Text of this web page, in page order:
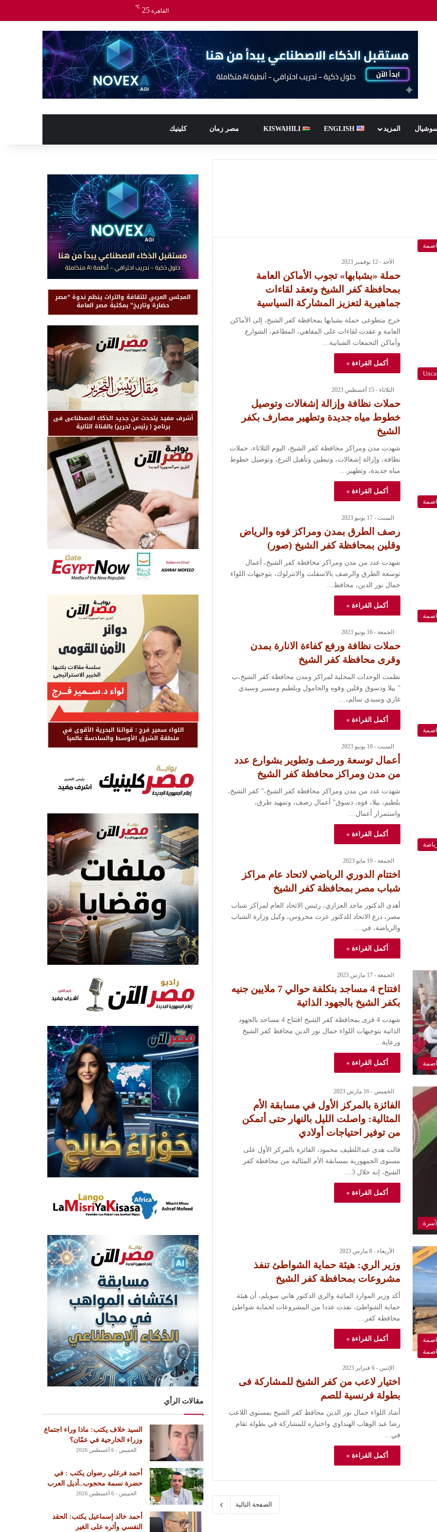
القاهرة 25
℃
المزيد ENGLISH
KISWAHILI مصر زمان كلينيك
الأحد - 12 نوفمبر 2023
حملة «بشبابها» تجوب الأماكن العامة
بمحافظة كفر الشيخ وتعقد لقاءات
جماهيرية لتعزيز المشاركة السياسية
خرج متطوعى حملة بشبابها بمحافظة كفر الشيخ، إلى الأماكن
العامة و عقدت لقاءات على المقاهي، المطاعم، الشوارع
وأماكن التجمعات الشبابية…
أكمل القراءة »
الثلاثاء - 15 أغسطس 2023
حملات نظافة وإزالة إشغالات وتوصيل
خطوط مياه جديدة وتطهير مصارف بكفر
الشيخ
شهدت مدن ومراكز محافظة كفر الشيخ، اليوم الثلاثاء، حملات
نظافة، وإزالة إشغالات، وتبطين وتأهيل الترع، وتوصيل خطوط
مياه جديدة، وتطهير…
أكمل القراءة »
السبت - 17 يونيو 2023
رصف الطرق بمدن ومراكز فوه والرياض
وقلين بمحافظة كفر الشيخ (صور)
شهدت عدد من مدن ومراكز محافظة كفر الشيخ، أعمال
توسعة الطرق والرصف بالاسفلت والانترلوك، بتوجيهات اللواء
جمال نور الدين، محافظ…
أكمل القراءة »
الجمعة - 16 يونيو 2023
حملات نظافة ورفع كفاءة الانارة بمدن
وقرى محافظة كفر الشيخ
نظمت الوحدات المحلية لمراكز ومدن محافظة كفر الشيخ،ب
” بيلا ودسوق وقلين وفوه والحامول وبلطيم ومسير وسيدي
غازي وسيدي سالم،…
أكمل القراءة »
السبت - 10 يونيو 2023
أعمال توسعة ورصف وتطوير بشوارع عدد
من مدن ومراكز محافظة كفر الشيخ
شهدت عدد من مدن ومراكز محافظة كفر الشيخ،” كفر الشيخ،
بلطيم، بيلا، فوه، دسوق” أعمال رصف، وتمهيد طرق،
واستمرار أعمال…
أكمل القراءة »
الجمعة - 19 مايو 2023
اختتام الدوري الرياضي لاتحاد عام مراكز
شباب مصر بمحافظة كفر الشيخ
أهدى الدكتور ماجد العزازي، رئيس الاتحاد العام لمراكز شباب
مصر، درع الاتحاد للدكتور عزت محروس، وكيل وزارة الشباب
والرياضة، في…
أكمل القراءة »
الجمعة - 17 مارس 2023
افتتاح 4 مساجد بتكلفة حوالي 7 ملايين جنيه
بكفر الشيخ بالجهود الذاتية
شهدت 4 قرى بمحافظة كفر الشيخ افتتاح 4 مساجد بالجهود
الذاتية بتوجيهات اللواء جمال نور الدين محافظ كفر الشيخ
ورعاية…
أكمل القراءة »
الخميس - 16 مارس 2023
الفائزة بالمركز الأول في مسابقة الأم
المثالية: واصلت الليل بالنهار حتى أتمكن
من توفير احتياجات أولادي
قالت هدى عبداللطيف محمود، الفائزة بالمركز الأول على
مستوى الجمهورية بمسابقة الأم المثالية من محافظة كفر
الشيخ، إنه خلال 3…
أكمل القراءة »
الأربعاء - 8 مارس 2023
وزير الري: هيئة حماية الشواطئ تنفذ
مشروعات بمحافظة كفر الشيخ
أكد وزير الموارد المائية والري الدكتور هاني سويلم، أن هيئة
حماية الشواطئ، نفذت عددا من المشروعات لحماية شواطئ
محافظة كفر…
أكمل القراءة »
الإثنين - 6 فبراير 2023
اختيار لاعب من كفر الشيخ للمشاركة فى
بطولة فرنسية للصم
أشاد اللواء جمال نور الدين محافظ كفر الشيخ بمستوى اللاعب
رضا عبد الوهاب الهنداوي واختياره للمشاركة في بطولة تقام
في…
أكمل القراءة »
الصفحة التالية
المجلس العربي للثقافة والتراث ينظم ندوة “مصر
حضارة وتاريخ” بمكتبة مصر العامة
أشرف مفيد يتحدث عن جديد الذكاء الاصطناعى فى
برنامج ( رئيس تحرير) بالقناة الثانية
اللواء سمير فرج : قواتنا البحرية الأقوى في
منطقة الشرق الأوسط والسادسة عالميا
مقالات الرأي
السيد خلاف يكتب: ماذا وراء اجتماع
وزراء الخارجية في عمّان؟
الخميس - 6 أغسطس 2026
أحمد فرغلي رضوان يكتب : في
حضرة نسمة محجوب..أديل العرب
الخميس - 6 أغسطس 2026
أحمد خالد إسماعيل يكتب: الحقد
النفسي وأثره على الغير